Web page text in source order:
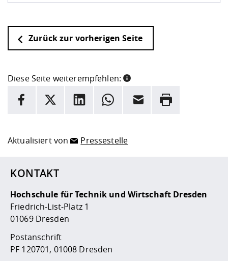
Zurück zur vorherigen Seite
Diese Seite weiterempfehlen:
INFORMATION
Facebook
X LinkedInWhatsappE-Mail Drucken
Aktualisiert von Pressestelle
KONTAKT
Hochschule für Technik und Wirtschaft Dresden
Friedrich-List-Platz 1
01069 Dresden
Postanschrift
PF 120701, 01008 Dresden